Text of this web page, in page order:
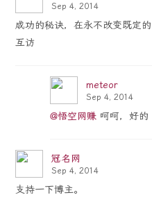
Sep 4, 2014
成功的秘诀，在永不改变既定
互访
meteor
Sep 4, 2014
@悟空网赚 呵呵，好的
冠名网
Sep 4, 2014
支持一下博主。